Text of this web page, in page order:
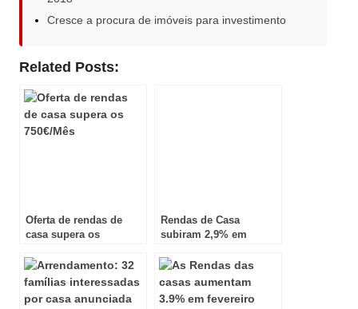
Cresce a procura de imóveis para investimento
Related Posts:
Oferta de rendas de
casa supera os
Rendas de Casa
subiram 2,9% em